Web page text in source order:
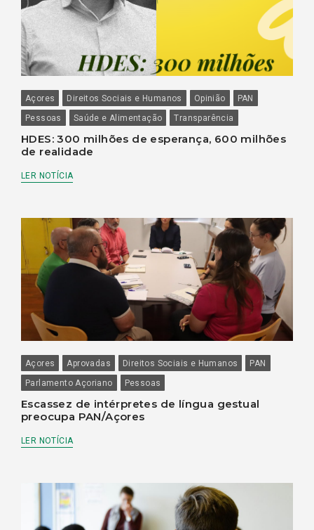
Açores Direitos Sociais e Humanos Opinião
PAN
Pessoas
Saúde e Alimentação Transparência
HDES: 300 milhões de esperança, 600 milhões
de realidade
LER NOTÍCIA
Açores Aprovadas Direitos Sociais e Humanos
PAN
Parlamento Açoriano
Pessoas
Escassez de intérpretes de língua gestual
preocupa PAN/Açores
LER NOTÍCIA